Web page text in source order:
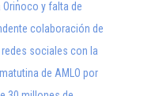
Orinoco y falta de
colaboración de
sociales con la
de AMLO por